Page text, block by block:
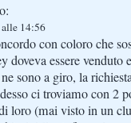
14:56
con coloro che
doveva essere
sono a giro, la
ci troviamo con 2
loro (mai visto in un